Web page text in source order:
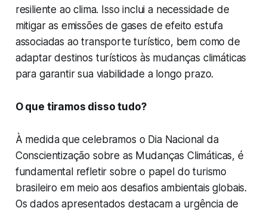
resiliente ao clima. Isso inclui a necessidade de
mitigar as emissões de gases de efeito estufa
associadas ao transporte turístico, bem como de
adaptar destinos turísticos às mudanças climáticas
para garantir sua viabilidade a longo prazo.
O que tiramos disso tudo?
À medida que celebramos o Dia Nacional da
Conscientização sobre as Mudanças Climáticas, é
fundamental refletir sobre o papel do turismo
brasileiro em meio aos desafios ambientais globais.
Os dados apresentados destacam a urgência de